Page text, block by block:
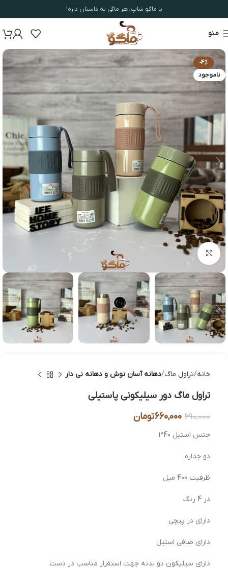
با ماگو شاپ، هر ماگی یه داستان داره!
منو
-4%
ناموجود
بزرگنمایی تصویر
خانه تراول ماگ دهانه آسان نوش و دهانه نی دار
تراول ماگ دور سیلیکونی پاستیلی
690,000
660,000تومان
جنس استیل 340
دو جداره
ظرفیت 400 میل
در 4 رنگ
دارای در پیچی
دارای صافی استیل
دارای سیلیکون دو بدنه جهت استقرار مناسب در دست